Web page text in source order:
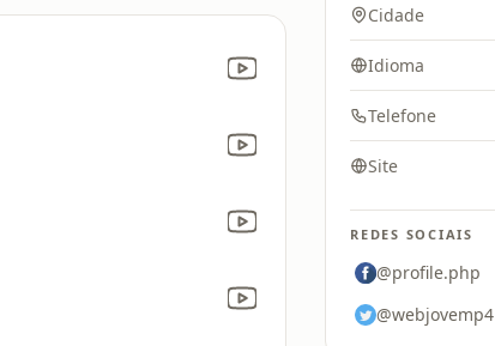
Cidade
Idioma
Telefone
Site
REDES SOCIAIS
@profile.php
@webjovemp4